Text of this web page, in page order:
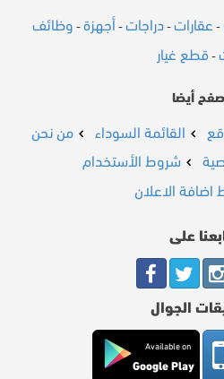
- عقارات - دراجات - أجهزة - وظائف
-قطع غيار
أيضا
القائمة السوداء
من نحن
شروط الأستخدام
الاعلان
على
الجوال
Available on
Google Play